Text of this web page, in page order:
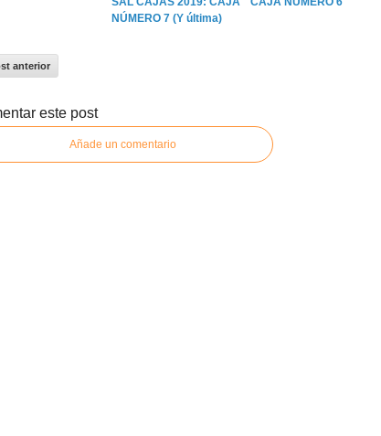
NÚMERO 7 (Y última)
anterior
este post
Añade un comentario